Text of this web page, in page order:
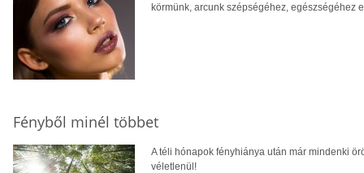
körmünk, arcunk szépségéhez, egészségéhez
Fényből minél többet
A téli hónapok fényhiánya után már mindenki
véletlenül!